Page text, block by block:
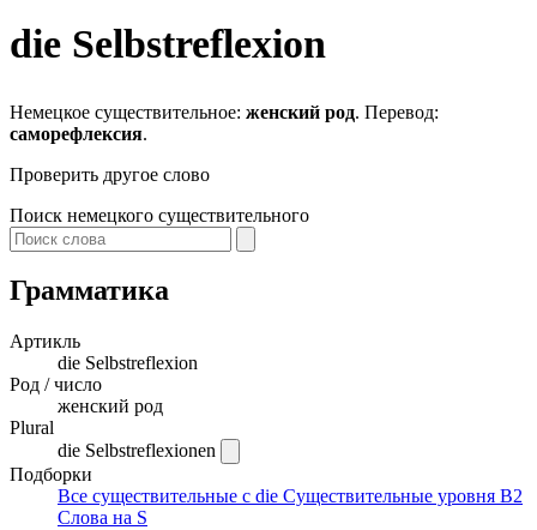
die Selbstreflexion
Немецкое существительное: женский род. Перевод:
саморефлексия.
Проверить другое слово
Поиск немецкого существительного
Грамматика
Артикль
die Selbstreflexion
Род / число
женский род
Plural
die Selbstreflexionen
Подборки
Все существительные с die Существительные уровня B2
Слова на S